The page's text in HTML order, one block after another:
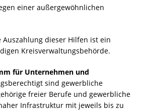
einer außergewöhnlichen
dieser Hilfen ist ein
Kreisverwaltungsbehörde.
für Unternehmen und
sind gewerbliche
freier Berufe und gewerbliche
Infrastruktur mit jeweils bis zu